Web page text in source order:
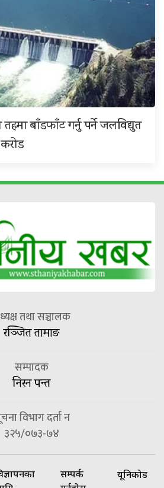
बाँडफाँट गर्नु पर्ने जलविद्युत
तथा सञ्चालक
रञ्जित तामाङ
सम्पादक
निरन पन्त
विभाग दर्ता न
३२५/०७३-७४
सम्पर्क
यूनिकोड